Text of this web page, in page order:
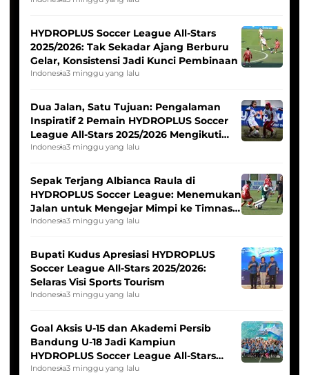
HYDROPLUS Soccer League All-Stars
2025/2026: Tak Sekadar Ajang Berburu
Gelar, Konsistensi Jadi Kunci Pembinaan
Indonesia3 minggu yang lalu
Dua Jalan, Satu Tujuan: Pengalaman
Inspiratif 2 Pemain HYDROPLUS Soccer
League All-Stars 2025/2026 Mengikuti
Seleksi Timnas Indonesia Putri
Indonesia3 minggu yang lalu
Sepak Terjang Albianca Raula di
HYDROPLUS Soccer League: Menemukan
Jalan untuk Mengejar Mimpi ke Timnas
Indonesia Putri
Indonesia3 minggu yang lalu
Bupati Kudus Apresiasi HYDROPLUS
Soccer League All-Stars 2025/2026:
Selaras Visi Sports Tourism
Indonesia3 minggu yang lalu
Goal Aksis U-15 dan Akademi Persib
Bandung U-18 Jadi Kampiun
HYDROPLUS Soccer League All-Stars
2025/2026
Indonesia3 minggu yang lalu